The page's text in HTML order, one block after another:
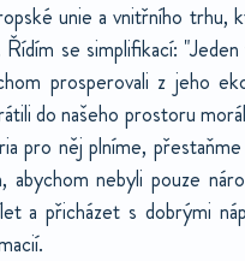
unie a vnitřního trhu,
se simplifikací:
prosperovali z jeho
do našeho prostoru
pro něj plníme,
abychom nebyli pouze
a přicházet s dobrými